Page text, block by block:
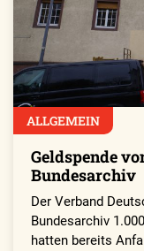
ALLGEMEIN
Geldspende
Bundesarchiv
Der Verband
Bundesarchiv
hatten bereits